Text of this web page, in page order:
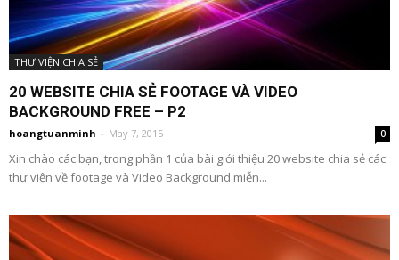
THƯ VIỆN CHIA SẺ
20 WEBSITE CHIA SẺ FOOTAGE VÀ VIDEO
BACKGROUND FREE – P2
hoangtuanminh - May 7, 2015 0
Xin chào các bạn, trong phần 1 của bài giới thiệu 20 website chia sẻ các
thư viện về footage và Video Background miễn...